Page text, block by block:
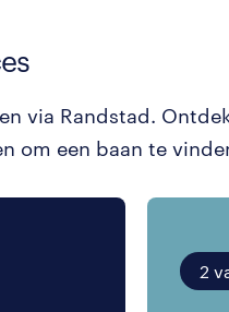
via Randstad.
om een baan te
2